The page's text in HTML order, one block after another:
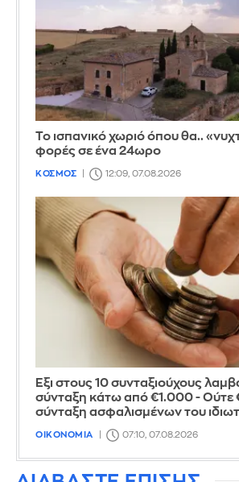
Το ισπανικό χωριό όπου θα..
φορές σε ένα 24ωρο
ΚΟΣΜΟΣ 12:09, 07.08.2026
Έξι στους 10 συνταξιούχους
σύνταξη κάτω από €1.000 - Ούτε
σύνταξη ασφαλισμένων του
ΟΙΚΟΝΟΜΙΑ 07:10, 07.08.2026